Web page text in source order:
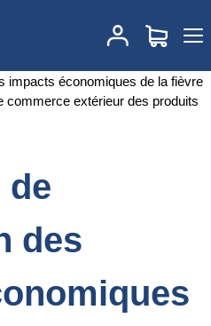
de l'évaluation des impacts
africaine sur le prix et le
de
des